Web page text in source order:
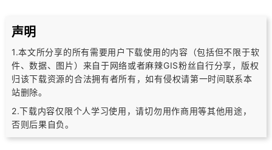
声明
1.本文所分享的所有需要用户下载使用的内容（包括但不限于软
件、数据、图片） 来自于网络或者麻辣GIS粉丝自行分享，版权
归该下载资源的合法拥有者所有，如有侵权请第一时间联系本
站删除。
2.下载内容仅限个人学习使用，请切勿用作商用等其他用途，
否则后果自负。